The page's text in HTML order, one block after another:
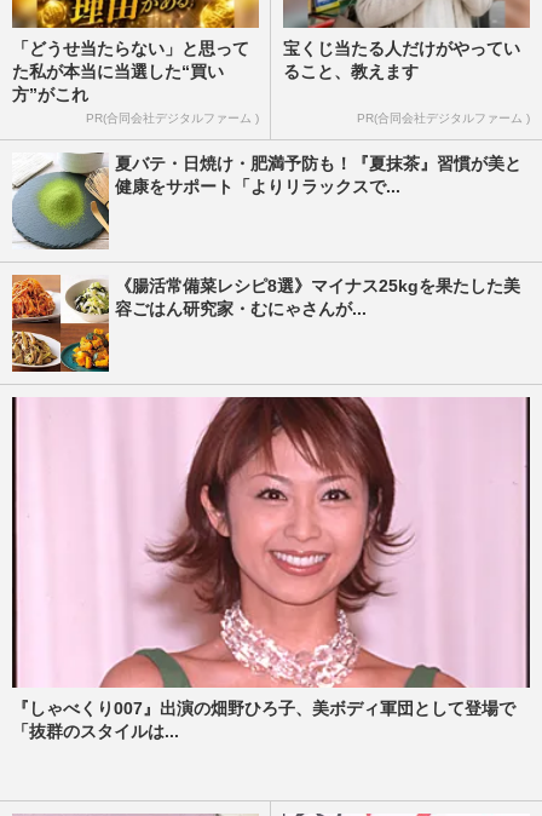
「どうせ当たらない」と思って
た私が本当に当選した“買い
方”がこれ
PR(合同会社デジタルファーム )
宝くじ当たる人だけがやってい
ること、教えます
PR(合同会社デジタルファーム )
夏バテ・日焼け・肥満予防も！『夏抹茶』習慣が美と
健康をサポート「よりリラックスで...
《腸活常備菜レシピ8選》マイナス25kgを果たした美
容ごはん研究家・むにゃさんが...
『しゃべくり007』出演の畑野ひろ子、美ボディ軍団として登場で
「抜群のスタイルは...